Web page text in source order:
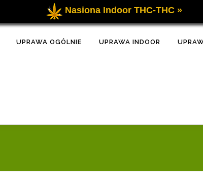
Nasiona Indoor THC-THC »
UPRAWA OGÓLNIE UPRAWA INDOOR